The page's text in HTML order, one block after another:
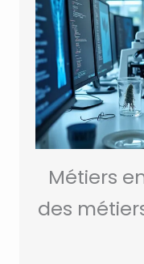
Métiers
des